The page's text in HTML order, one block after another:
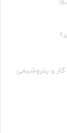
گاز و پتروشیمی